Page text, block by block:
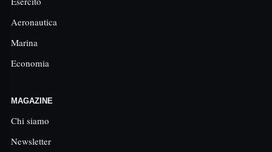
Aeronautica
Marina
Economia
MAGAZINE
Chi siamo
Newsletter